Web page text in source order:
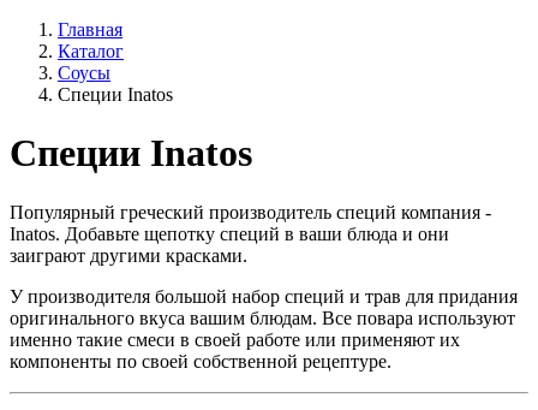
Главная
Каталог
Соусы
Специи Inatos
Специи Inatos
Популярный греческий производитель специй компания -
Inatos. Добавьте щепотку специй в ваши блюда и они
заиграют другими красками.
У производителя большой набор специй и трав для придания
оригинального вкуса вашим блюдам. Все повара используют
именно такие смеси в своей работе или применяют их
компоненты по своей собственной рецептуре.